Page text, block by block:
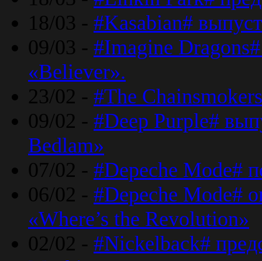
18/03 - #Kasabian#
09/03 - #Imagine
«Believer».
23/02 - #The
09/02 - #Deep Purple#
Bedlam»
07/02 - #Depeche Mode#
06/02 - #Depeche Mode#
«Where’s the Revolution»
02/02 - #Nickelback#